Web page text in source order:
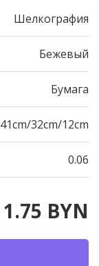
Шелкография
Бежевый
Бумага
41cm/32cm/12cm
0.06
1.75 BYN